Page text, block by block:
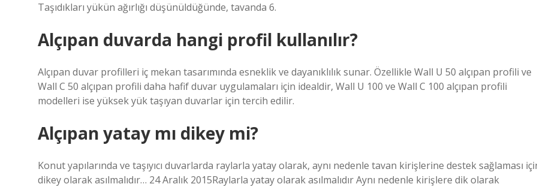
Taşıdıkları yükün ağırlığı düşünüldüğünde, tavanda 6.
Alçıpan duvarda hangi profil kullanılır?
Alçıpan duvar profilleri iç mekan tasarımında esneklik ve dayanıklılık sunar. Özellikle Wall U 50 alçıpan profili ve
Wall C 50 alçıpan profili daha hafif duvar uygulamaları için idealdir, Wall U 100 ve Wall C 100 alçıpan profili
modelleri ise yüksek yük taşıyan duvarlar için tercih edilir.
Alçıpan yatay mı dikey mi?
Konut yapılarında ve taşıyıcı duvarlarda raylarla yatay olarak, aynı nedenle tavan kirişlerine destek sağlaması
dikey olarak asılmalıdır… 24 Aralık 2015Raylarla yatay olarak asılmalıdır Aynı nedenle kirişlere dik olarak